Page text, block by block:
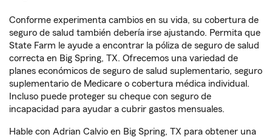
Conforme experimenta cambios en su vida, su cobertura de
seguro de salud también debería irse ajustando. Permita que
State Farm le ayude a encontrar la póliza de seguro de salud
correcta en Big Spring, TX. Ofrecemos una variedad de
planes económicos de seguro de salud suplementario, seguro
suplementario de Medicare o cobertura médica individual.
Incluso puede proteger su cheque con seguro de
incapacidad para ayudar a cubrir gastos mensuales.
Hable con Adrian Calvio en Big Spring, TX para obtener una